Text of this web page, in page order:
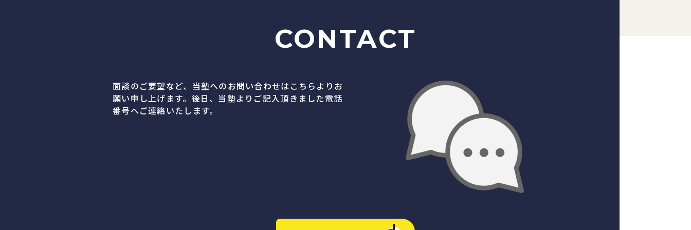
CONTACT
面談のご要望など、当塾へのお問い合わせはこちらよりお
願い申し上げます。後日、当塾よりご記入頂きました電話
番号へご連絡いたします。